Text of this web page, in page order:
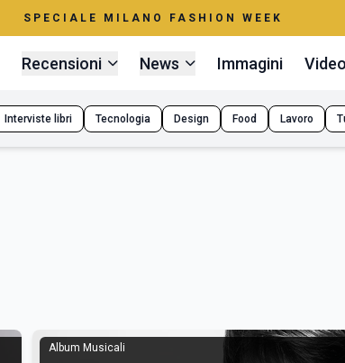
SPECIALE MILANO FASHION WEEK
Recensioni News Immagini Video
Interviste libri Tecnologia Design Food Lavoro
Album Musicali